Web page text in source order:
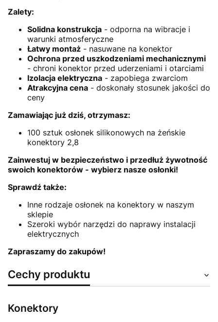
Zalety:
Solidna konstrukcja - odporna na wibracje i
warunki atmosferyczne
Łatwy montaż - nasuwane na konektor
Ochrona przed uszkodzeniami mechanicznymi
- chroni konektor przed uderzeniami i otarciami
Izolacja elektryczna - zapobiega zwarciom
Atrakcyjna cena - doskonały stosunek jakości do
ceny
Zamawiając już dziś, otrzymasz:
100 sztuk osłonek silikonowych na żeńskie
konektory 2,8
Zainwestuj w bezpieczeństwo i przedłuż żywotność
swoich konektorów - wybierz nasze osłonki!
Sprawdź także:
Inne rodzaje osłonek na konektory w naszym
sklepie
Szeroki wybór narzędzi do naprawy instalacji
elektrycznych
Zapraszamy do zakupów!
Cechy produktu
Konektory